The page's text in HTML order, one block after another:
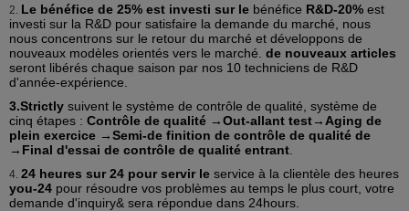
2. Le bénéfice de 25% est investi sur le bénéfice R&D-20% est
investi sur la R&D pour satisfaire la demande du marché, nous
nous concentrons sur le retour du marché et développons de
nouveaux modèles orientés vers le marché. de nouveaux articles
seront libérés chaque saison par nos 10 techniciens de R&D
d'année-expérience.
3.Strictly suivent le système de contrôle de qualité, système de
cinq étapes : Contrôle de qualité →Out-allant test→Aging de
plein exercice →Semi-de finition de contrôle de qualité de
→Final d'essai de contrôle de qualité entrant
4. 24 heures sur 24 pour servir le service à la clientèle des heures
you-24 pour résoudre vos problèmes au temps le plus court, votre
demande d'inquiry& sera répondue dans 24hours.